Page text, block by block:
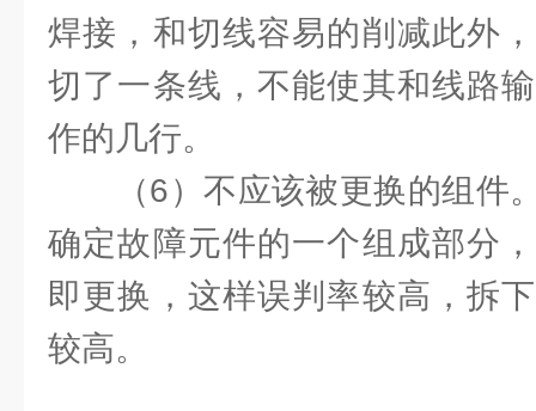
焊接，和切线容易的削减此外
切了一条线，不能使其和线路
作的几行。
（6）不应该被更换的组件
确定故障元件的一个组成部分
即更换，这样误判率较高，拆
较高。